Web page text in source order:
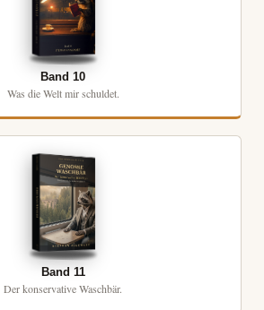
Band 10
Was die Welt mir schuldet.
Band 11
Der konservative Waschbär.